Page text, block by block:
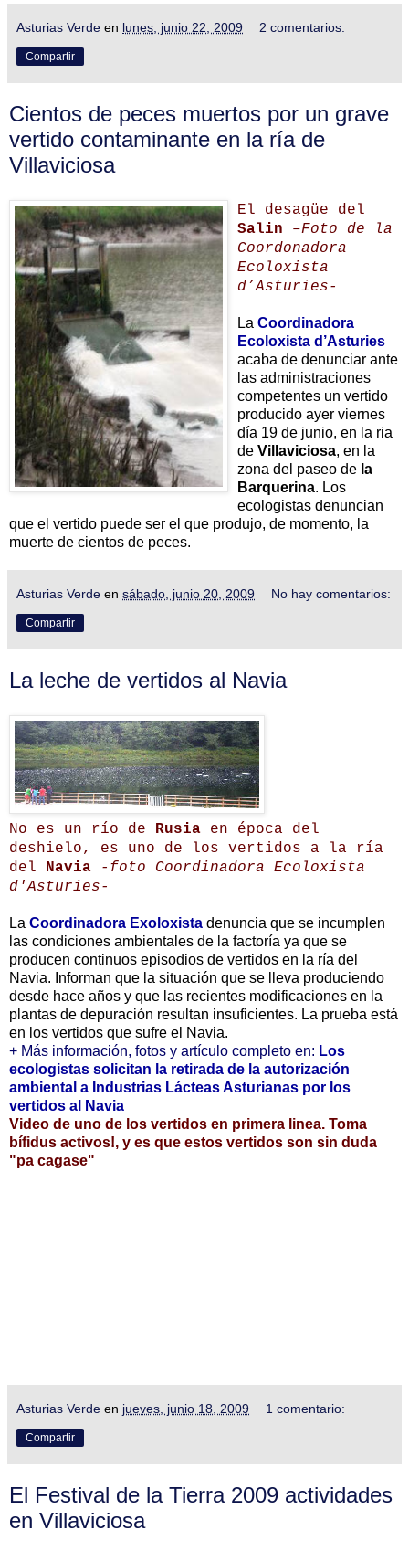
Asturias Verde en lunes, junio 22, 2009 2 comentarios:
Compartir
Cientos de peces muertos por un grave
vertido contaminante en la ría de
Villaviciosa
El desagüe del
Salin
–Foto de la
Coordonadora
Ecoloxista
d’Asturies-
La Coordinadora
Ecoloxista d’Asturies
acaba de denunciar ante
las administraciones
competentes un vertido
producido ayer viernes
día 19 de junio, en la ria
de Villaviciosa, en la
zona del paseo de la
Barquerina. Los
ecologistas denuncian
que el vertido puede ser el que produjo, de momento, la
muerte de cientos de peces.
Asturias Verde en sábado, junio 20, 2009 No hay comentarios:
Compartir
La leche de vertidos al Navia
No es un río de Rusia en época del
deshielo, es uno de los vertidos a la ría
del
Navia
-foto Coordinadora Ecoloxista
d'Asturies-
La Coordinadora Exoloxista denuncia que se incumplen
las condiciones ambientales de la factoría ya que se
producen continuos episodios de vertidos en la ría del
Navia. Informan que la situación que se lleva produciendo
desde hace años y que las recientes modificaciones en la
plantas de depuración resultan insuficientes. La prueba está
en los vertidos que sufre el Navia.
+ Más información, fotos y artículo completo en: Los
ecologistas solicitan la retirada de la autorización
ambiental a Industrias Lácteas Asturianas por los
vertidos al Navia
Video de uno de los vertidos en primera linea. Toma
bífidus activos!, y es que estos vertidos son sin duda
"pa cagase"
Asturias Verde en jueves, junio 18, 2009 1 comentario:
Compartir
El Festival de la Tierra 2009 actividades
en Villaviciosa